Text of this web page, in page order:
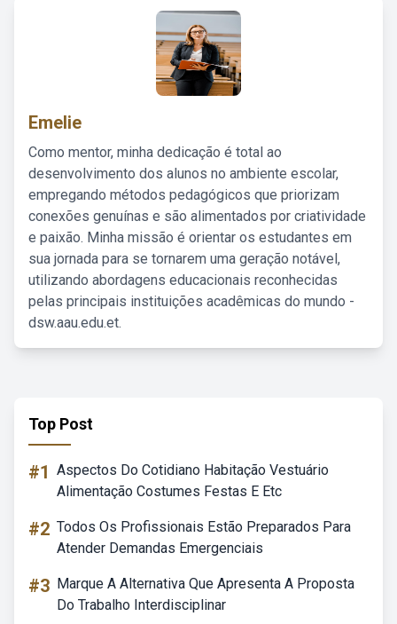
Emelie
Como mentor, minha dedicação é total ao
desenvolvimento dos alunos no ambiente escolar,
empregando métodos pedagógicos que priorizam
conexões genuínas e são alimentados por criatividade
e paixão. Minha missão é orientar os estudantes em
sua jornada para se tornarem uma geração notável,
utilizando abordagens educacionais reconhecidas
pelas principais instituições acadêmicas do mundo -
dsw.aau.edu.et.
Top Post
#1 Aspectos Do Cotidiano Habitação Vestuário
Alimentação Costumes Festas E Etc
#2 Todos Os Profissionais Estão Preparados Para
Atender Demandas Emergenciais
#3 Marque A Alternativa Que Apresenta A Proposta
Do Trabalho Interdisciplinar